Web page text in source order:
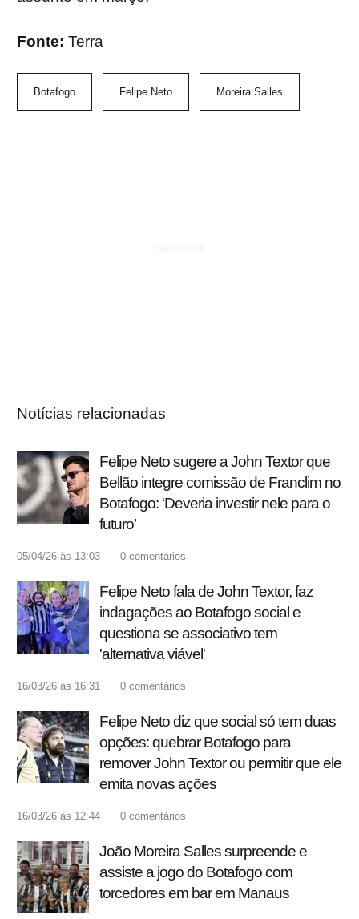
Fonte: Terra
Botafogo Felipe Neto Moreira Salles
Notícias relacionadas
Felipe Neto sugere a John Textor que
Bellão integre comissão de Franclim no
Botafogo: ‘Deveria investir nele para o
futuro’
05/04/26 às 13:03 0 comentários
Felipe Neto fala de John Textor, faz
indagações ao Botafogo social e
questiona se associativo tem
'alternativa viável'
16/03/26 às 16:31 0 comentários
Felipe Neto diz que social só tem duas
opções: quebrar Botafogo para
remover John Textor ou permitir que ele
emita novas ações
16/03/26 às 12:44 0 comentários
João Moreira Salles surpreende e
assiste a jogo do Botafogo com
torcedores em bar em Manaus